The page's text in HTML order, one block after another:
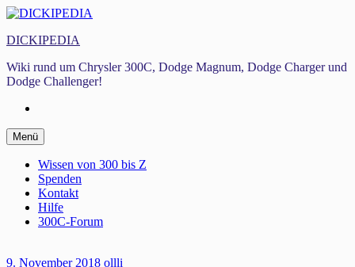
Zum
springen
DICKIPEDIA
Wiki rund um Chrysler 300C, Dodge Magnum, Dodge Charger und
Dodge Challenger!
Menü Zum
Inhalt
springen
Wissen von 300 bis Z
Spenden
Kontakt
Hilfe
300C-Forum
9. November 2018 ollli